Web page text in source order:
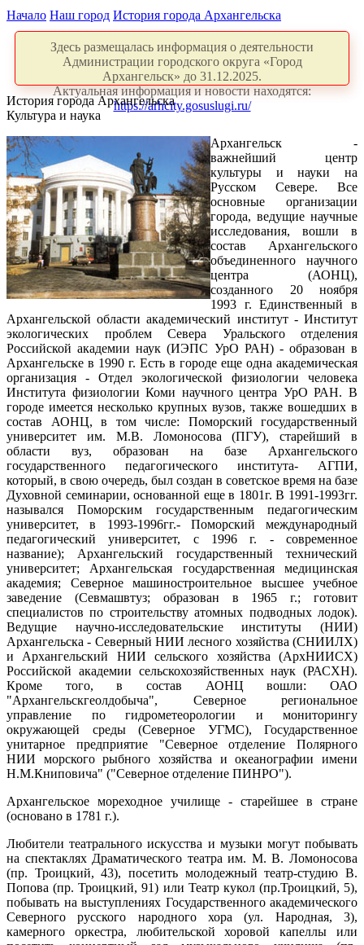
Начало Наш город История города Архангельска
Здесь размещалась информация о деятельности
Администрации городского округа «Город
Архангельск» до 31.12.2025.
Актуальная информация и новости находятся:
https://arhcity.gosuslugi.ru/
История города Архангельска
Культура и наука
Архангельск -
важнейший центр
культуры и науки на
Русском Севере. Все
основные организации
города, ведущие научные
исследования, вошли в
состав Архангельского
объединенного научного
центра (АОНЦ),
созданного 20 ноября
1993 г. Единственный в
Архангельской области академический институт - Институт
экологических проблем Севера Уральского отделения
Российской академии наук (ИЭПС УрО РАН) - образован в
Архангельске в 1990 г. Есть в городе еще одна академическая
организация - Отдел экологической физиологии человека
Института физиологии Коми научного центра УрО РАН. В
городе имеется несколько крупных вузов, также вошедших в
состав АОНЦ, в том числе: Поморский государственный
университет им. М.В. Ломоносова (ПГУ), старейший в
области вуз, образован на базе Архангельского
государственного педагогического института- АГПИ,
который, в свою очередь, был создан в советское время на базе
Духовной семинарии, основанной еще в 1801г. В 1991-1993гг.
назывался Поморским государственным педагогическим
университет, в 1993-1996гг.- Поморский международный
педагогический университет, с 1996 г. - современное
название); Архангельский государственный технический
университет; Архангельская государственная медицинская
академия; Северное машиностроительное высшее учебное
заведение (Севмашвтуз; образован в 1965 г.; готовит
специалистов по строительству атомных подводных лодок).
Ведущие научно-исследовательские институты (НИИ)
Архангельска - Северный НИИ лесного хозяйства (СНИИЛХ)
и Архангельский НИИ сельского хозяйства (АрхНИИСХ)
Российской академии сельскохозяйственных наук (РАСХН).
Кроме того, в состав АОНЦ вошли: ОАО
"Архангельскгеолдобыча", Северное региональное
управление по гидрометеорологии и мониторингу
окружающей среды (Северное УГМС), Государственное
унитарное предприятие "Северное отделение Полярного
НИИ морского рыбного хозяйства и океанографии имени
Н.М.Книповича" ("Северное отделение ПИНРО").
Архангельское мореходное училище - старейшее в стране
(основано в 1781 г.).
Любители театрального искусства и музыки могут побывать
на спектаклях Драматического театра им. М. В. Ломоносова
(пр. Троицкий, 43), посетить молодежный театр-студию В.
Попова (пр. Троицкий, 91) или Театр кукол (пр.Троицкий, 5),
побывать на выступлениях Государственного академического
Северного русского народного хора (ул. Народная, 3),
камерного оркестра, любительской хоровой капеллы или